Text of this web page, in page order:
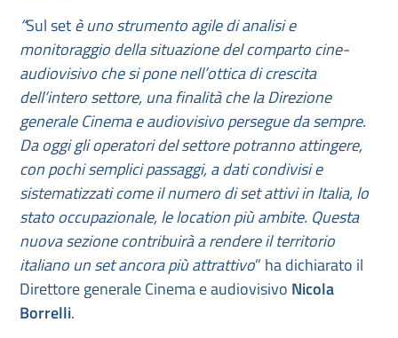
“Sul setè uno strumento agile di analisi e
monitoraggio della situazione del comparto cine-
audiovisivo che si pone nell’ottica di crescita
dell’intero settore, una finalità che la Direzione
generale Cinema e audiovisivo persegue da sempre.
Da oggi gli operatori del settore potranno attingere,
con pochi semplici passaggi, a dati condivisi e
sistematizzati come il numero di set attivi in Italia, lo
stato occupazionale, le location più ambite. Questa
nuova sezione contribuirà a rendere il territorio
italiano un set ancora più attrattivo” ha dichiarato il
Direttore generale Cinema e audiovisivo Nicola
Borrelli.